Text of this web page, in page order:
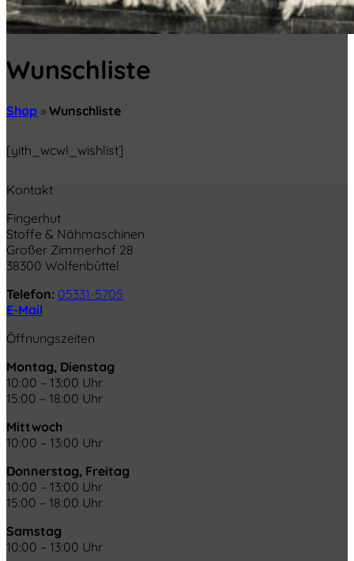
Wunschliste
Shop » Wunschliste
[yith_wcwl_wishlist]
Kontakt
Fingerhut
Stoffe & Nähmaschinen
Großer Zimmerhof 28
38300 Wolfenbüttel
Telefon: 05331-5705
E-Mail
Öffnungszeiten
Montag, Dienstag
10:00 – 13:00 Uhr
15:00 – 18:00 Uhr
Mittwoch
10:00 – 13:00 Uhr
Donnerstag, Freitag
10:00 – 13:00 Uhr
15:00 – 18:00 Uhr
Samstag
10:00 – 13:00 Uhr